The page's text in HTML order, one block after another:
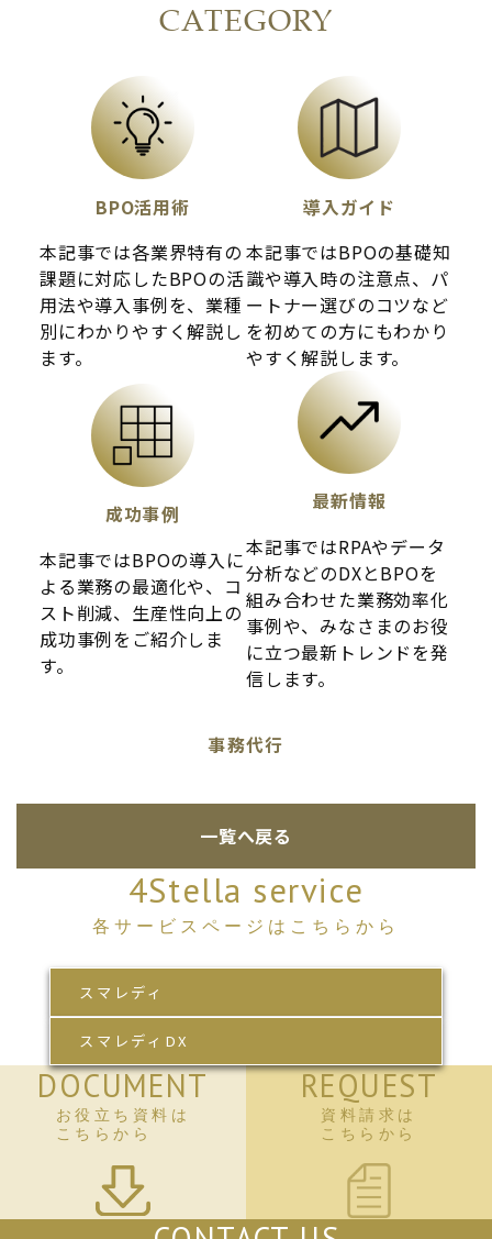
CATEGORY
BPO活用術
本記事では各業界特有の
課題に対応したBPOの活
用法や導入事例を、業種
別にわかりやすく解説し
ます。
導入ガイド
本記事ではBPOの基礎知
識や導入時の注意点、パ
ートナー選びのコツなど
を初めての方にもわかり
やすく解説します。
成功事例
本記事ではBPOの導入に
よる業務の最適化や、コ
スト削減、生産性向上の
成功事例をご紹介しま
す。
最新情報
本記事ではRPAやデータ
分析などのDXとBPOを
組み合わせた業務効率化
事例や、みなさまのお役
に立つ最新トレンドを発
信します。
事務代行
一覧へ戻る
4Stella service
各サービスページはこちらから
スマレディ
スマレディDX
DOCUMENT
お役立ち資料は
こちらから
REQUEST
資料請求は
こちらから